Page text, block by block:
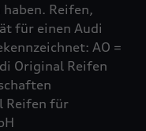
Reifen,
für einen Audi
AO =
Original Reifen
Reifen für